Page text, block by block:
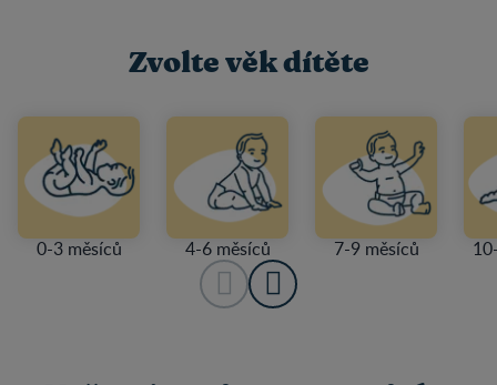
Zvolte věk dítěte
0-3 měsíců 4-6 měsíců 7-9 měsíců